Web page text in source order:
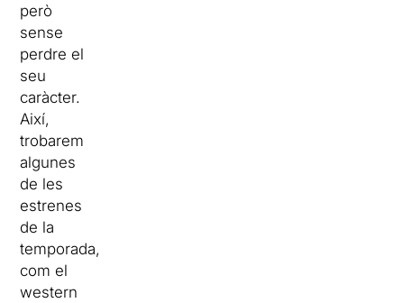
però
sense
perdre el
seu
caràcter.
Així,
trobarem
algunes
de les
estrenes
de la
temporada,
com el
western